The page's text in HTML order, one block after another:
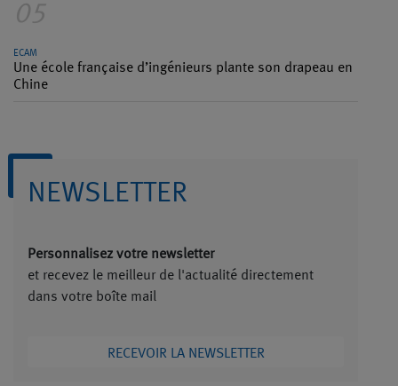
05
ECAM
Une école française d’ingénieurs plante son drapeau en
Chine
NEWSLETTER
Personnalisez votre newsletter
et recevez le meilleur de l'actualité directement
dans votre boîte mail
RECEVOIR LA NEWSLETTER